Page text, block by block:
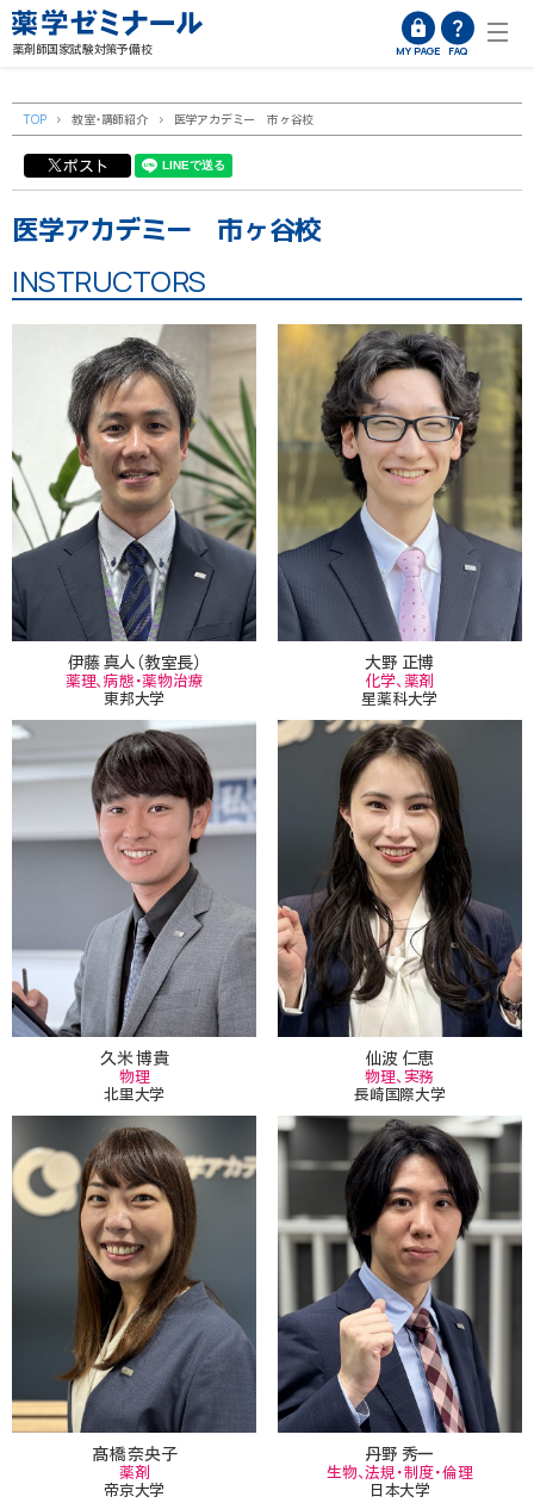
薬剤師国家試験対策予備校 FAQ
MY PAGE
TOP > 教室・講師紹介 > 医学アカデミー 市ヶ谷校
ポスト
医学アカデミー 市ヶ谷校
INSTRUCTORS
伊藤 真人（教室長）
薬理、病態・薬物治療
東邦大学
大野 正博
化学、薬剤
星薬科大学
久米 博貴
物理
北里大学
仙波 仁恵
物理、実務
長崎国際大学
髙橋 奈央子
薬剤
帝京大学
丹野 秀一
生物、法規・制度・倫理
日本大学